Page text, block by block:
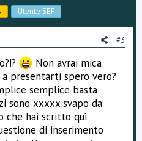
v
o
t
e
Utente SEF
#3
Non avrai mica
presentarti spero vero?
semplice basta
sono xxxxx svapo da
che hai scritto quì
di inserimento